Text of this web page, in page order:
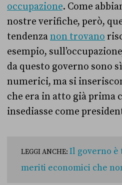
occupazione. Come
nostre verifiche, però,
tendenzanon trovano
esempio,
da questo governo sono
numerici, ma si
che era in atto già prima
insediasse come
LEGGI ANCHE: Il governo è
meriti economici che